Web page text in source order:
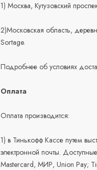
1) Москва, Кутузовский
2)Московская область,
Sortage.
Подробнее об условиях
Оплата
Оплата производится:
1) в Тинькофф Кассе путем
электронной почты.
Mastercard, МИР, Union Pay;